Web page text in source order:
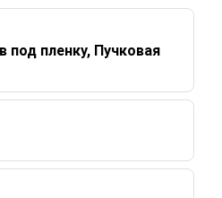
под пленку, Пучковая